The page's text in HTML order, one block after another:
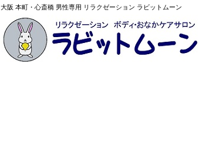
大阪 本町・心斎橋 男性専用 リラクゼーション ラビットムーン